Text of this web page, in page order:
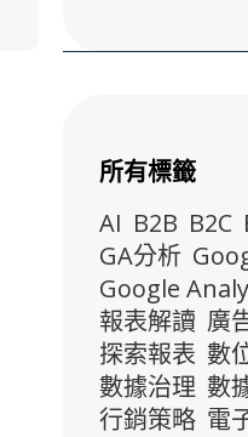
所有標籤
AI B2B B2C
GA分析
Google
報表解讀 廣
探索報表 數
數據治理 數
行銷策略 電